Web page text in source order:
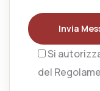
Invia
Si
del